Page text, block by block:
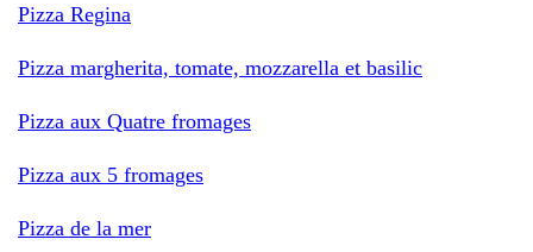
Pizza Regina
Pizza margherita, tomate, mozzarella et basilic
Pizza aux Quatre fromages
Pizza aux 5 fromages
Pizza de la mer